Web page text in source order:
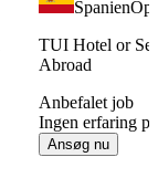
Spanien
TUI Hotel or
Abroad
Anbefalet job
Ingen erfaring
Ansøg nu